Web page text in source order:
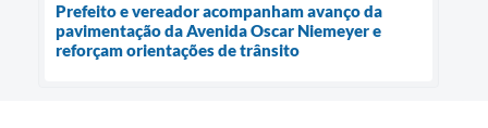
Prefeito e vereador acompanham avanço da
pavimentação da Avenida Oscar Niemeyer e
reforçam orientações de trânsito